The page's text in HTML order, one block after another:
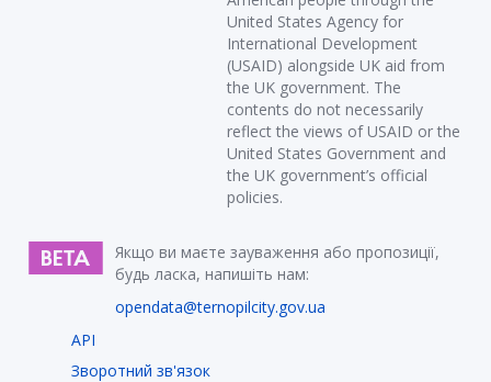
United States Agency for
International Development
(USAID) alongside UK aid from
the UK government. The
contents do not necessarily
reflect the views of USAID or the
United States Government and
the UK government’s official
policies.
Якщо ви маєте зауваження або пропозиції,
будь ласка, напишіть нам:
opendata@ternopilcity.gov.ua
API
Зворотний зв'язок